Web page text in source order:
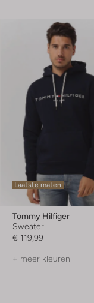
Laatste maten
Tommy Hilfiger
Sweater
€ 119,99
+ meer kleuren